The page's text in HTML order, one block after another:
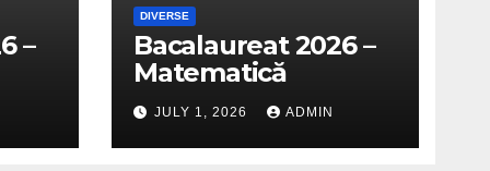
–
DIVERSE
Bacalaureat 2026 –
Matematică
JULY 1, 2026 ADMIN